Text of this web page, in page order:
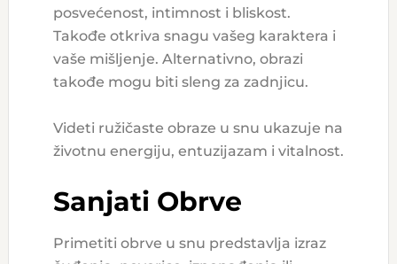
posvećenost, intimnost i bliskost.
Takođe otkriva snagu vašeg karaktera i
vaše mišljenje. Alternativno, obrazi
takođe mogu biti sleng za zadnjicu.
Videti ružičaste obraze u snu ukazuje na
životnu energiju, entuzijazam i vitalnost.
Sanjati Obrve
Primetiti obrve u snu predstavlja izraz